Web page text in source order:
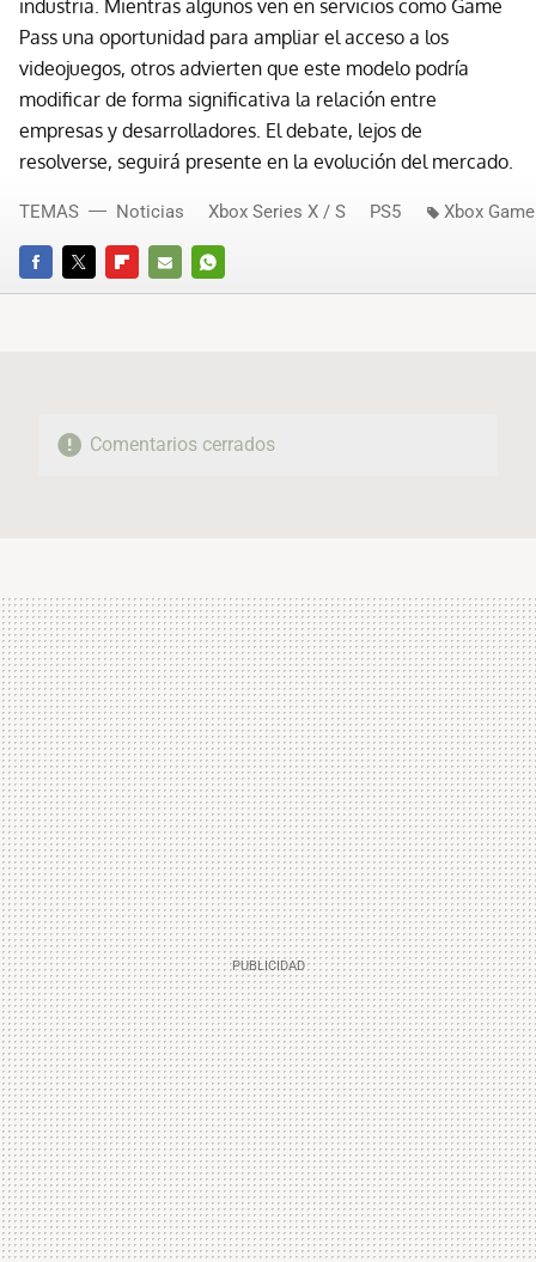
industria. Mientras algunos ven en servicios como Game
Pass una oportunidad para ampliar el acceso a los
videojuegos, otros advierten que este modelo podría
modificar de forma significativa la relación entre
empresas y desarrolladores. El debate, lejos de
resolverse, seguirá presente en la evolución del mercado.
FACEBOOKTWITTERFLIPBOARD
E-
WHATSAPP
TEMAS Noticias Xbox Series X / S PS5 Xbox
Comentarios cerrados